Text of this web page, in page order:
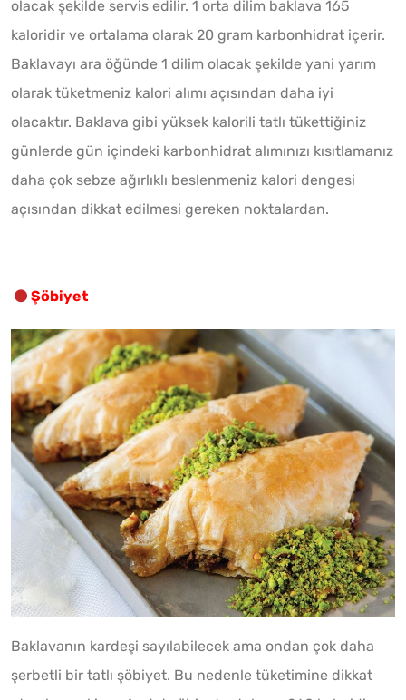
olacak şekilde servis edilir. 1 orta dilim baklava 165
kaloridir ve ortalama olarak 20 gram karbonhidrat içerir.
Baklavayı ara öğünde 1 dilim olacak şekilde yani yarım
olarak tüketmeniz kalori alımı açısından daha iyi
olacaktır. Baklava gibi yüksek kalorili tatlı tükettiğiniz
günlerde gün içindeki karbonhidrat alımınızı kısıtlamanız
daha çok sebze ağırlıklı beslenmeniz kalori dengesi
açısından dikkat edilmesi gereken noktalardan.
Şöbiyet
Baklavanın kardeşi sayılabilecek ama ondan çok daha
şerbetli bir tatlı şöbiyet. Bu nedenle tüketimine dikkat